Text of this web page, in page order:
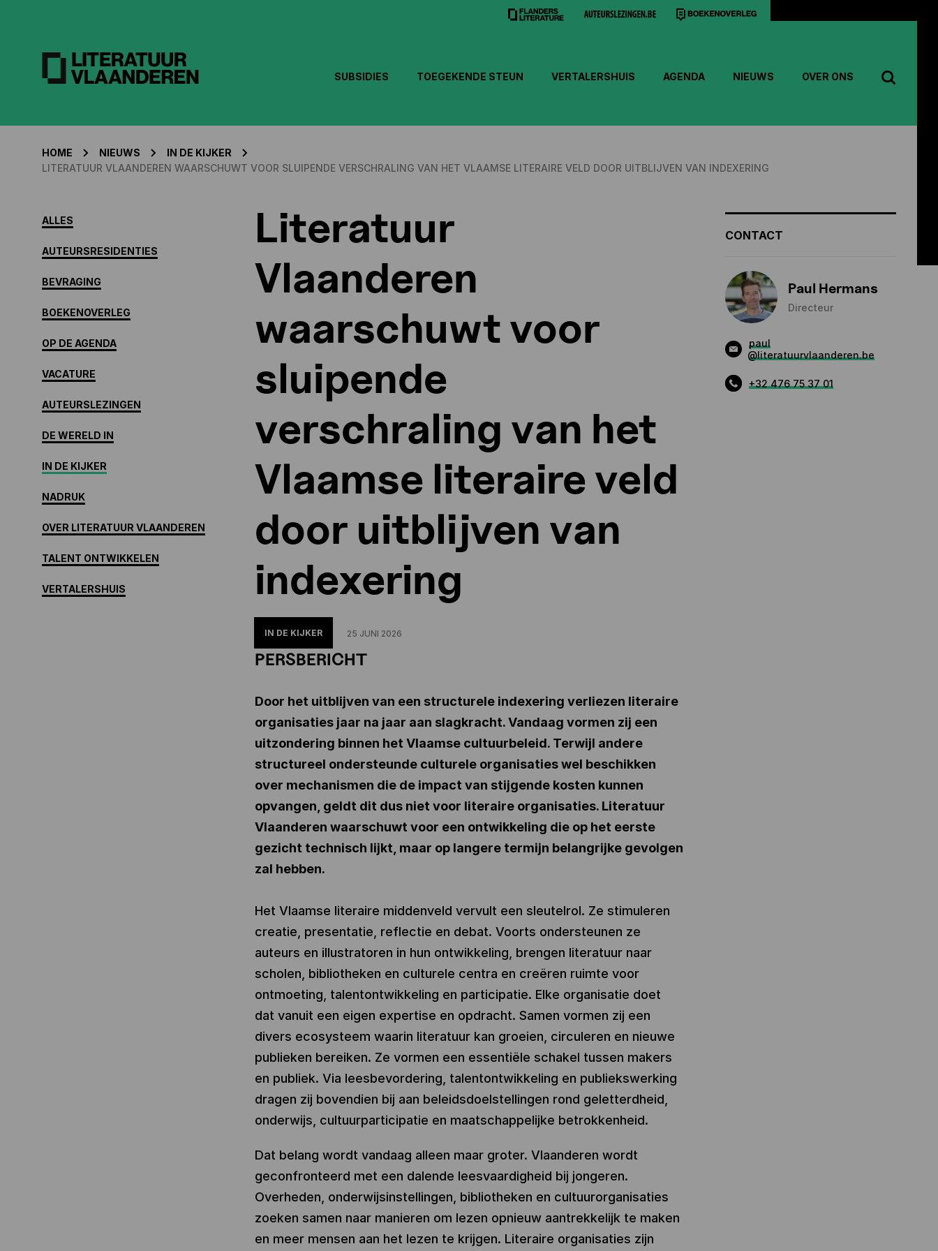
SUBSIDIES TOEGEKENDE STEUN VERTALERSHUIS AGENDA NIEUWS OVER ONS
HOME NIEUWS
IN DE KIJKER
LITERATUUR VLAANDEREN WAARSCHUWT VOOR SLUIPENDE VERSCHRALING VAN HET VLAAMSE LITERAIRE VELD DOOR UITBLIJVEN VAN INDEXERING
ALLES
AUTEURSRESIDENTIES
BEVRAGING
BOEKENOVERLEG
OP DE AGENDA
VACATURE
AUTEURSLEZINGEN
DE WERELD IN
IN DE KIJKER
NADRUK
OVER LITERATUUR VLAANDEREN
TALENT ONTWIKKELEN
VERTALERSHUIS
Literatuur
Vlaanderen
waarschuwt voor
sluipende
verschraling van het
Vlaamse literaire veld
door uitblijven van
indexering
IN DE KIJKER 25 JUNI 2026
PERSBERICHT
Door het uitblijven van een structurele indexering verliezen literaire
organisaties jaar na jaar aan slagkracht. Vandaag vormen zij een
uitzondering binnen het Vlaamse cultuurbeleid. Terwijl andere
structureel ondersteunde culturele organisaties wel beschikken
over mechanismen die de impact van stijgende kosten kunnen
opvangen, geldt dit dus niet voor literaire organisaties. Literatuur
Vlaanderen waarschuwt voor een ontwikkeling die op het eerste
gezicht technisch lijkt, maar op langere termijn belangrijke gevolgen
zal hebben.
Het Vlaamse literaire middenveld vervult een sleutelrol. Ze stimuleren
creatie, presentatie, reflectie en debat. Voorts ondersteunen ze
auteurs en illustratoren in hun ontwikkeling, brengen literatuur naar
scholen, bibliotheken en culturele centra en creëren ruimte voor
ontmoeting, talentontwikkeling en participatie. Elke organisatie doet
dat vanuit een eigen expertise en opdracht. Samen vormen zij een
divers ecosysteem waarin literatuur kan groeien, circuleren en nieuwe
publieken bereiken. Ze vormen een essentiële schakel tussen makers
en publiek. Via leesbevordering, talentontwikkeling en publiekswerking
dragen zij bovendien bij aan beleidsdoelstellingen rond geletterdheid,
onderwijs, cultuurparticipatie en maatschappelijke betrokkenheid.
Dat belang wordt vandaag alleen maar groter. Vlaanderen wordt
geconfronteerd met een dalende leesvaardigheid bij jongeren.
Overheden, onderwijsinstellingen, bibliotheken en cultuurorganisaties
zoeken samen naar manieren om lezen opnieuw aantrekkelijk te maken
en meer mensen aan het lezen te krijgen. Literaire organisaties zijn
CONTACT
Paul Hermans
Directeur
paul
@literatuurvlaanderen.be
+32 476 75 37 01